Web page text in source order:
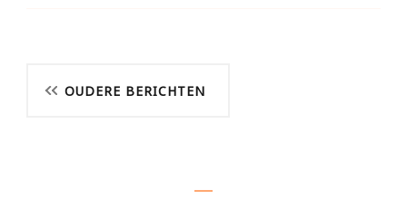
Berichtnavigatie
OUDERE BERICHTEN